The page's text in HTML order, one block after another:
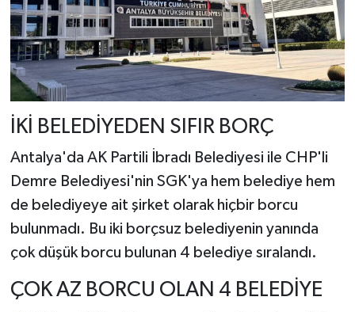
İKİ BELEDİYEDEN SIFIR BORÇ
Antalya'da AK Partili İbradı Belediyesi ile CHP'li
Demre Belediyesi'nin SGK'ya hem belediye hem
de belediyeye ait şirket olarak hiçbir borcu
bulunmadı. Bu iki borçsuz belediyenin yanında
çok düşük borcu bulunan 4 belediye sıralandı.
ÇOK AZ BORCU OLAN 4 BELEDİYE